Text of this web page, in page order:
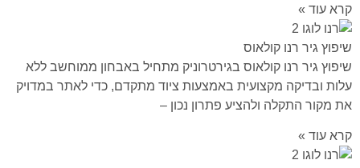
קרא עוד »
שיפוץ גיר רנו קולאוס
שיפוץ גיר רנו קולאוס בגירטרוניק מתחיל באבחון ממוחשב ללא
עלות ובדיקה מקצועית באמצעות ציוד מתקדם, כדי לאתר במדויק
את מקור התקלה ולהציע פתרון נכון –
קרא עוד »